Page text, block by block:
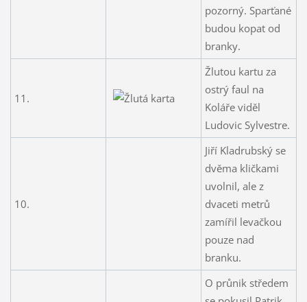
pozorný. Sparťané
budou kopat od
branky.
11.
Žlutou kartu za
ostrý faul na
Koláře viděl
Ludovic Sylvestre.
10.
Jiří Kladrubský se
dvěma kličkami
uvolnil, ale z
dvaceti metrů
zamířil levačkou
pouze nad
branku.
O průnik středem